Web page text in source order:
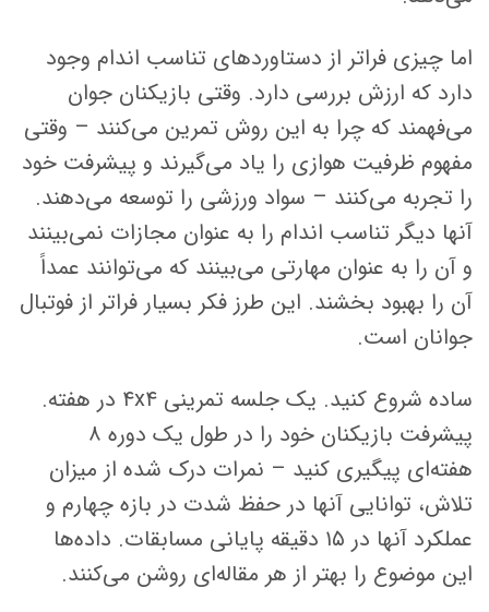
اما چیزی فراتر از دستاوردهای تناسب اندام وجود
دارد که ارزش بررسی دارد. وقتی بازیکنان جوان
می‌فهمند که چرا به این روش تمرین می‌کنند – وقتی
مفهوم ظرفیت هوازی را یاد می‌گیرند و پیشرفت خود
را تجربه می‌کنند – سواد ورزشی را توسعه می‌دهند.
آنها دیگر تناسب اندام را به عنوان مجازات نمی‌بینند
و آن را به عنوان مهارتی می‌بینند که می‌توانند عمداً
آن را بهبود بخشند. این طرز فکر بسیار فراتر از فوتبال
جوانان است.
ساده شروع کنید. یک جلسه تمرینی ۴x۴ در هفته.
پیشرفت بازیکنان خود را در طول یک دوره ۸
هفته‌ای پیگیری کنید – نمرات درک شده از میزان
تلاش، توانایی آنها در حفظ شدت در بازه چهارم و
عملکرد آنها در ۱۵ دقیقه پایانی مسابقات. داده‌ها
این موضوع را بهتر از هر مقاله‌ای روشن می‌کنند.
برای ثبت نام در باشگاه و مدرسه فوتبال درفک البرز تماس بگیرید09193631098